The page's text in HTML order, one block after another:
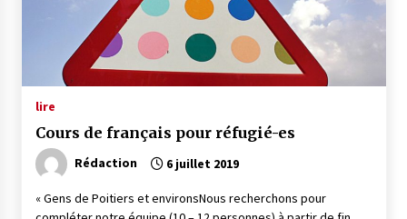
lire
Cours de français pour réfugié-es
Rédaction 6 juillet 2019
« Gens de Poitiers et environsNous recherchons pour